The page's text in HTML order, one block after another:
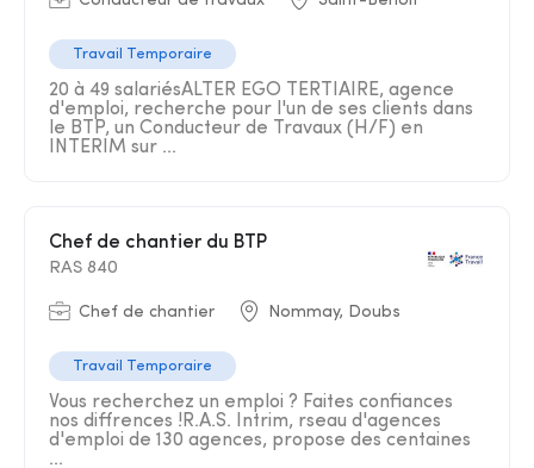
Travail Temporaire
20 à 49 salariésALTER EGO TERTIAIRE, agence
d'emploi, recherche pour l'un de ses clients dans
le BTP, un Conducteur de Travaux (H/F) en
INTERIM sur ...
Chef de chantier du BTP
RAS 840
Chef de chantier Nommay, Doubs
Travail Temporaire
Vous recherchez un emploi ? Faites confiances
nos diffrences !R.A.S. Intrim, rseau d'agences
d'emploi de 130 agences, propose des centaines
...